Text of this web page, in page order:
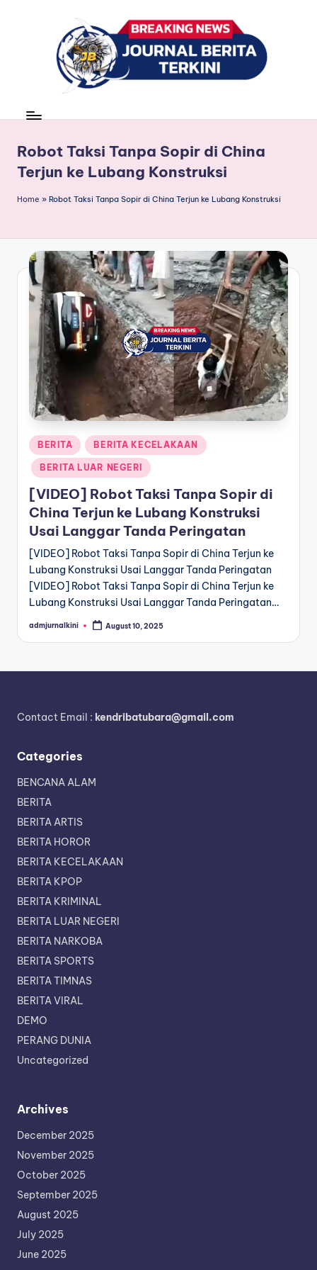
r
n
a
B
e
ri
a
r
k
n
news
Robot Taksi Tanpa Sopir di China
Terjun ke Lubang Konstruksi
Home » Robot Taksi Tanpa Sopir di China Terjun ke Lubang Konstruksi
Posted
in
BERITA BERITA KECELAKAAN
BERITA LUAR NEGERI
[VIDEO] Robot Taksi Tanpa Sopir di
China Terjun ke Lubang Konstruksi
Usai Langgar Tanda Peringatan
[VIDEO] Robot Taksi Tanpa Sopir di China Terjun ke
Lubang Konstruksi Usai Langgar Tanda Peringatan
[VIDEO] Robot Taksi Tanpa Sopir di China Terjun ke
Lubang Konstruksi Usai Langgar Tanda Peringatan…
Posted
admjurnalkini August 10, 2025
Contact Email : kendribatubara@gmail.com
Categories
BENCANA ALAM
BERITA
BERITA ARTIS
BERITA HOROR
BERITA KECELAKAAN
BERITA KPOP
BERITA KRIMINAL
BERITA LUAR NEGERI
BERITA NARKOBA
BERITA SPORTS
BERITA TIMNAS
BERITA VIRAL
DEMO
PERANG DUNIA
Uncategorized
Archives
December 2025
November 2025
October 2025
September 2025
August 2025
July 2025
June 2025